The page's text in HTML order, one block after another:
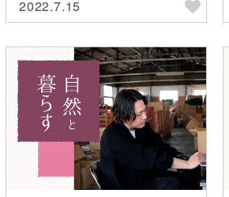
ん・ゆみさん）
2022.7.15